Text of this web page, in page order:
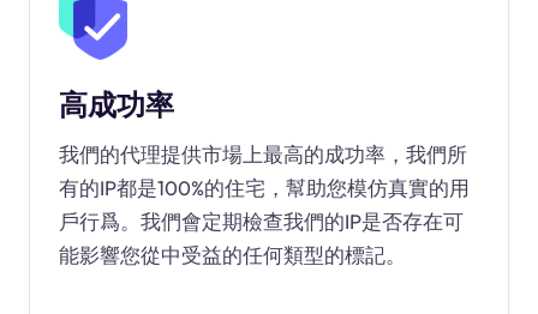
高成功率
我們的代理提供市場上最高的成功率，我們所
有的IP都是100%的住宅，幫助您模仿真實的用
戶行爲。我們會定期檢查我們的IP是否存在可
能影響您從中受益的任何類型的標記。